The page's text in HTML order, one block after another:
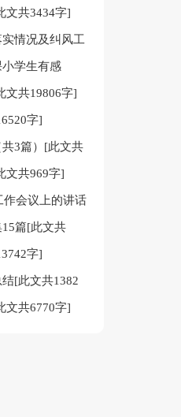
文共3434字]
情况及纠风工
字]
学生有感
文共19806字]
字]
3篇）[此文共
文共969字]
作会议上的讲话
篇[此文共
字]
[此文共1382
文共6770字]